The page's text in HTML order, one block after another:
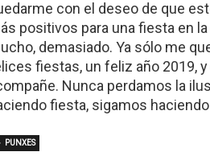
con el deseo de que
positivos para una fiesta en
demasiado. Ya sólo me
fiestas, un feliz año 2019,
Nunca perdamos la
fiesta, sigamos
PUNXES